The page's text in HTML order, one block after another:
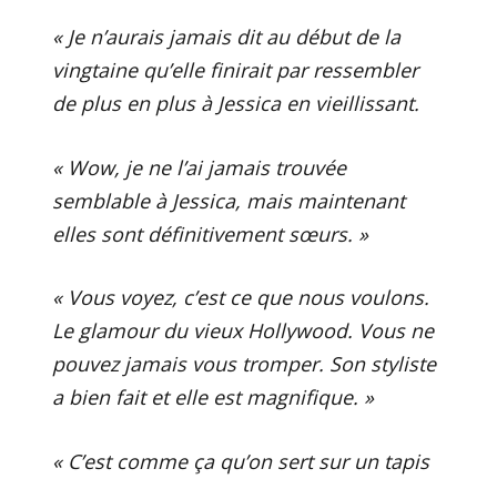
« Je n’aurais jamais dit au début de la
vingtaine qu’elle finirait par ressembler
de plus en plus à Jessica en vieillissant.
« Wow, je ne l’ai jamais trouvée
semblable à Jessica, mais maintenant
elles sont définitivement sœurs. »
« Vous voyez, c’est ce que nous voulons.
Le glamour du vieux Hollywood. Vous ne
pouvez jamais vous tromper. Son styliste
a bien fait et elle est magnifique. »
« C’est comme ça qu’on sert sur un tapis